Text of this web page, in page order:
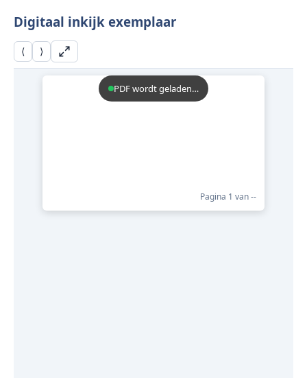
Digitaal inkijk exemplaar
⟨ ⟩
Pagina 1 van--
PDF wordt geladen…